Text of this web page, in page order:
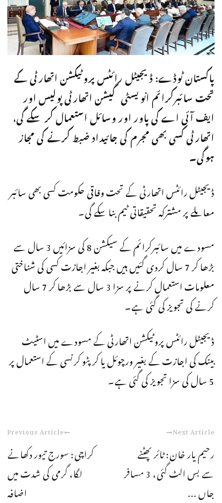
پاکستان ٹوڈے: ڈیجیٹل رائٹس پروٹیکشن اتھارٹی کے
تحت سائبرکرائم انویسٹی گیشن اتھارٹی پولیس اور
ایف آئی اے کی پاور اور وسائل استعمال کر سکے گی،
اتھارٹی کسی بھی مجرم کی جائیداد ضبط کرنے کی مجاز
ہوگی۔
ڈیجیٹل رائٹس اتھارٹی کے تحت وفاقی حکومت کسی بھی سائبر
معاملے پر مشترکہ تحقیقاتی ٹیم بنا سکے گی۔
مسودے میں سائبرکرائم کے سیکشن 8 کی سزائیں 3 سال سے
بڑھا کر 7 سال کردی گئیں ہیں جبکہ بغیر اجازت کسی کی شناختی
معلومات استعمال کرنے پر سزا 3 سال سے بڑھا کر 7 سال
کرنے کی تجویز کی گئی ہے۔
ڈیجیٹل رائٹس پروٹیکشن اتھارٹی کے مسودے میں اسٹیٹ
بینک کی اجازت کے بغیر ورچوئل یا کرپٹو کرنسی کے استعمال پر
5 سال کی سزا تجویز کی گئی ہے۔
Previous Article
کراچی: سورج تیور دکھانے
لگا، گرمی کی شدت میں
اضافہ
Next Article
رحیم یار خان: ٹائر پھٹنے
سے بس الٹ گئی، 3 مسافر
جاں ...